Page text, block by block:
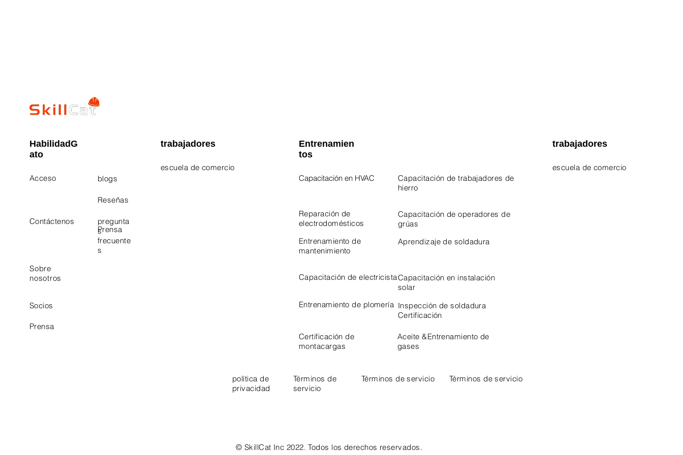
HabilidadG
ato
Acceso
Contáctenos
blogs
Reseñas
pregunta
s
frecuente
s
Sobre
nosotros
Socios
Prensa
Prensa
trabajadores
escuela de comercio
Entrenamien
tos
Capacitación en HVAC
Capacitación de trabajadores de
hierro
Reparación de
electrodomésticos
Capacitación de operadores de
grúas
Entrenamiento de
mantenimiento
Aprendizaje de soldadura
Capacitación de electricistaCapacitación en instalación
solar
Entrenamiento de plomería Inspección de soldadura
Certificación
Certificación de
montacargas
Aceite &Entrenamiento de
gases
trabajadores
escuela de comercio
política de
privacidad
Términos de
servicio
Términos de servicio Términos de servicio
© SkillCat Inc 2022. Todos los derechos reservados.